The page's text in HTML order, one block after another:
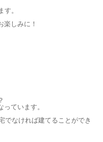
。
しみに！
ています。
でなければ建てることができ